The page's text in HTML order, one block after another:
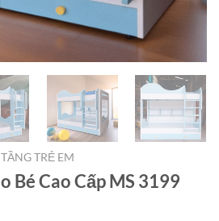
TRẺ EM
Bé Cao Cấp MS 3199